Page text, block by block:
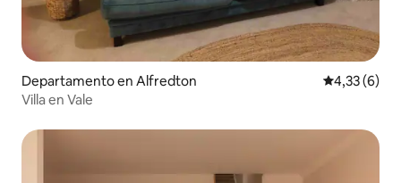
Departamento en Alfredton Calificación
4,33 (6)
Villa en Vale